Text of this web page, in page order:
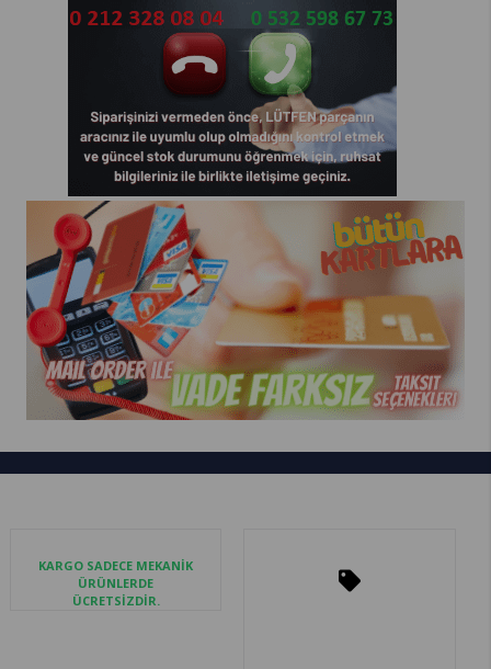
KARGO SADECE MEKANİK
ÜRÜNLERDE
ÜCRETSİZDİR.